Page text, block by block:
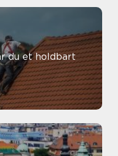
du et holdbart